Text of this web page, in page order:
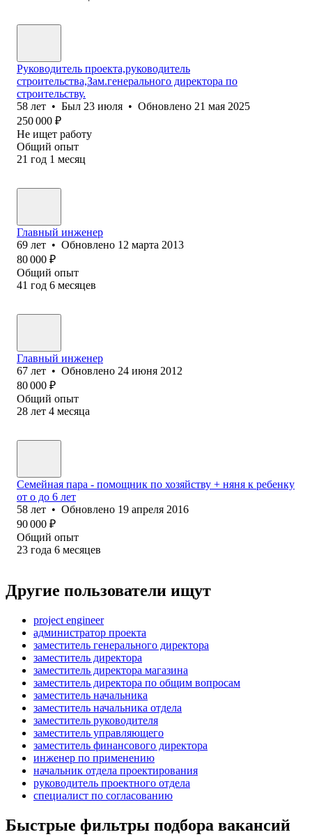
Руководитель проекта,руководитель
строительства,Зам.генерального директора по
строительству.
58 лет • Был 23 июля • Обновлено 21 мая 2025
250 000 ₽
Не ищет работу
Общий опыт
21 год 1 месяц
Главный инженер
69 лет • Обновлено 12 марта 2013
80 000 ₽
Общий опыт
41 год 6 месяцев
Главный инженер
67 лет • Обновлено 24 июня 2012
80 000 ₽
Общий опыт
28 лет 4 месяца
Семейная пара - помощник по хозяйству + няня к ребенку
от о до 6 лет
58 лет • Обновлено 19 апреля 2016
90 000 ₽
Общий опыт
23 года 6 месяцев
Другие пользователи ищут
project engineer
администратор проекта
заместитель генерального директора
заместитель директора
заместитель директора магазина
заместитель директора по общим вопросам
заместитель начальника
заместитель начальника отдела
заместитель руководителя
заместитель управляющего
заместитель финансового директора
инженер по применению
начальник отдела проектирования
руководитель проектного отдела
специалист по согласованию
Быстрые фильтры подбора вакансий